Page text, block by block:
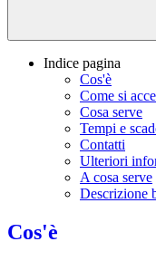
Indice pagina
Cos'è
Come si
Cosa serve
Tempi e
Contatti
Ulteriori
A cosa serve
Descrizione
Cos'è